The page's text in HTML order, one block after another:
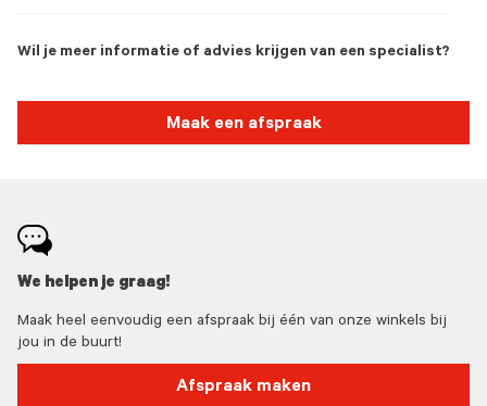
Wil je meer informatie of advies krijgen van een specialist?
Maak een afspraak
We helpen je graag!
Maak heel eenvoudig een afspraak bij één van onze winkels bij
jou in de buurt!
Afspraak maken